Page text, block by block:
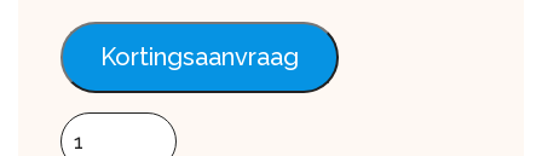
Kortingsaanvraag
Vinyl Siding SV-05 dubbel rabat Winchester oak, 385 cm